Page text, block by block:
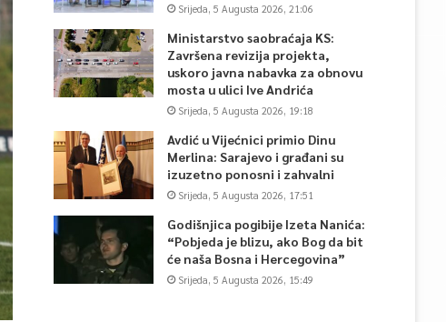
Srijeda, 5 Augusta 2026, 21:06
Ministarstvo saobraćaja KS:
Završena revizija projekta,
uskoro javna nabavka za obnovu
mosta u ulici Ive Andrića
Srijeda, 5 Augusta 2026, 19:18
Avdić u Vijećnici primio Dinu
Merlina: Sarajevo i građani su
izuzetno ponosni i zahvalni
Srijeda, 5 Augusta 2026, 17:51
Godišnjica pogibije Izeta Nanića:
“Pobjeda je blizu, ako Bog da bit
će naša Bosna i Hercegovina”
Srijeda, 5 Augusta 2026, 15:49